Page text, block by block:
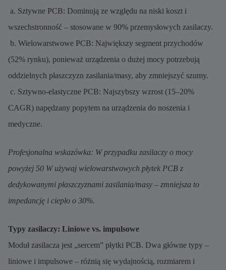
a. Sztywne PCB: Dominują ze względu na niski koszt i
wszechstronność – stosowane w 90% przemysłowych zasilaczy.
b. Wielowarstwowe PCB: Największy segment przychodów
(52% rynku), ponieważ urządzenia o dużej mocy potrzebują
oddzielnych płaszczyzn zasilania/masy, aby zmniejszyć szumy.
c. Sztywno-elastyczne PCB: Najszybszy wzrost (15–20%
CAGR) napędzany popytem na urządzenia do noszenia i
medyczne.
Profesjonalna wskazówka: W przypadku zasilaczy o mocy
powyżej 50 W używaj wielowarstwowych płytek PCB z
dedykowanymi płaszczyznami zasilania/masy – zmniejsza to
impedancję i ciepło o 30%.
Typy zasilaczy: Liniowe vs. impulsowe
Moduł zasilacza jest „sercem” płytki PCB. Dwa główne typy –
liniowe i impulsowe – różnią się wydajnością, rozmiarem i